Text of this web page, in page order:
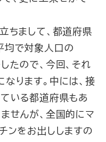
ちまして、都道府県
均で対象人口の
たので、今回、それ
ります。中には、接
いる都道府県もあ
せんが、全国的にマ
ンをお出ししますの